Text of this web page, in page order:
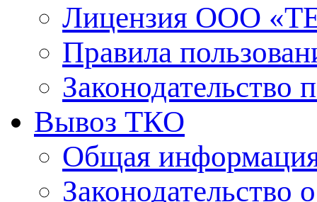
Лицензия ООО
Правила
Законодательство
Вывоз ТКО
Общая
Законодательство